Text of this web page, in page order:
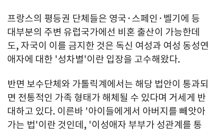
프랑스의 평등권 단체들은 영국·스페인·벨기에 등
대부분의 주변 유럽국가에선 비혼 출산이 가능한데
도, 자국이 이를 금지한 것은 독신 여성과 여성 동성연
애자에 대한 '성차별'이란 입장을 고수해왔다.
반면 보수단체와 가톨릭계에서는 해당 법안이 통과되
면 전통적인 가족 형태가 해체될 수 있다며 거세게 반
대하고 있다. 이른바 '아이들에게서 아버지를 빼앗아
가는 법'이란 것인데, '이성애자 부부가 성관계를 통